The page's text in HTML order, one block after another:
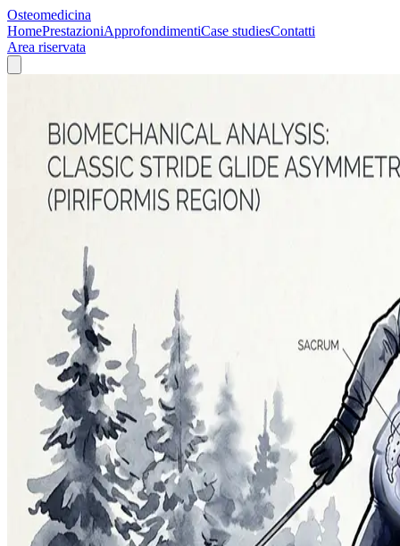
Osteomedicina
HomePrestazioniApprofondimentiCase studiesContatti
Area riservata